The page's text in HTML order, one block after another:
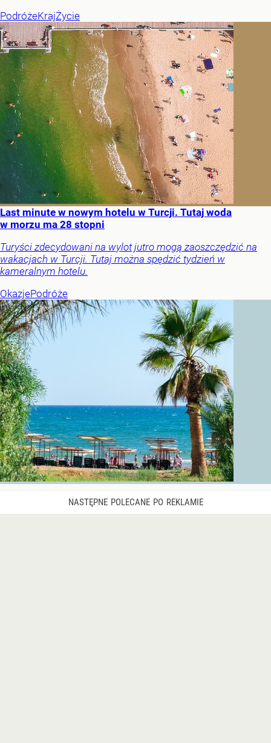
PodróżeKrajŻycie
Last minute w nowym hotelu w Turcji. Tutaj woda
w morzu ma 28 stopni
Turyści zdecydowani na wylot jutro mogą zaoszczędzić na
wakacjach w Turcji. Tutaj można spędzić tydzień w
kameralnym hotelu.
OkazjePodróże